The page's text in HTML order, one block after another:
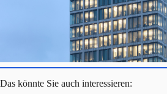
Das könnte Sie auch interessieren: